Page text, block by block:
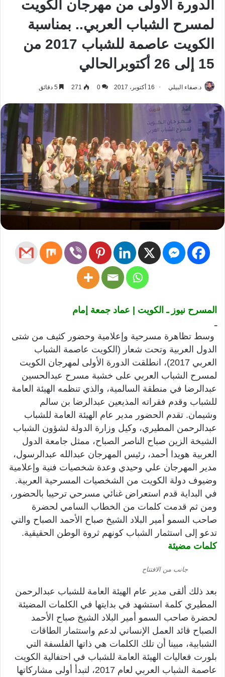
الدورة الأولى من مهرجان الكويت
لمسرح الشباب العربي.. بمناسبة
الكويت عاصمة للشباب 2017 من
15 إلى 26 أكتوبرالحالي
د.صفاء البيلي 16 أكتوبر، 2017 0
271
المسرح نيوز ـ الكويت | عماد جمعة إمام
ـ
وسط تظاهرة مسرحية وإعلامية وحضور كثيف من شتى
الدول العربية وتحت شعار (الكويت عاصمة الشباب
العربي 2017)، انطلقت الدورة الأولى لمهرجان الكويت
لمسرح الشباب العربي على خشبة مسرح عبدالحسين
عبدالرضا في منطقة السالمية، والذي تنظمه الهيئة العامة
للشباب وقدم فقراته المذيعين عبدالرضا بن سالم
وشيمان. تقدم الحضور مدير عام الهيئة العامة للشباب
عبدالرحمن المطيري، وكيل وزارة الدولة لشؤون الشباب
الشيخة الزين صباح الناصر الصباح، ممثل جامعة الدول
العربية هويدا أحمد، رئيس المهرجان عبدالله عبدالرسول،
مدير المهرجان علي وحيدي وعدة شخصيات فنية وإعلامية
وضيوف دولة الكويت من الشخصيات المسرحية العربية.
في البداية قدم استعراض غنائي مسرحي ترحيبا بالحضور،
ومن ثم قدمت كلمات من الخطاب السامي لحضرة
صاحب السمو أمير البلاد الشيخ صباح الأحمد الصباح والتي
تدعو إلى استثمار الشباب كونهم ثروة الوطن الحقيقية.
كلمات مضيئة
جانب من الافتتاح
بعد ذلك ألقى مدير عام الهيئة العامة للشباب عبدالرحمن
المطيري كلمة استشهد في بدايتها في الكلمات المضيئة
لحضرة صاحب السمو أمير البلاد الشيخ صباح الأحمد
الصباح قائد العمل الإنساني لدعم واستثمار الطاقات
الشبابية، مبينا أن تلك الكلمات هي ذاتها الفلسفة التي
بلورت فعاليات الهيئة العامة للشباب في احتفالية الكويت
عاصمة الشباب العربي لعام 2017، لتبدأ أولى مشاركاتها